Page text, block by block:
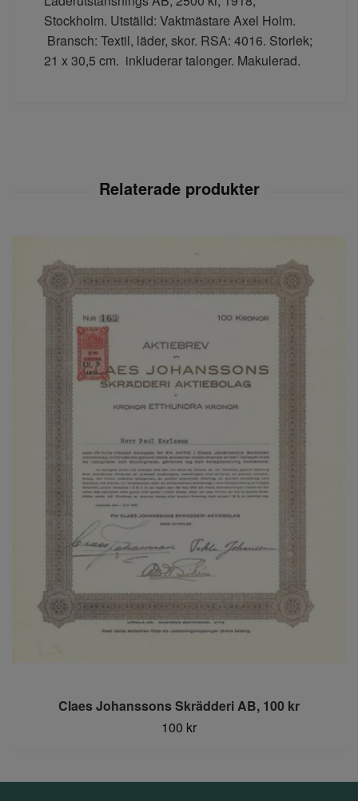
Stockholm. Utställd: Vaktmästare Axel Holm.
Bransch: Textil, läder, skor. RSA: 4016. Storlek;
21 x 30,5 cm. inkluderar talonger. Makulerad.
Claes Johanssons Skrädderi AB, 100 kr
100 kr